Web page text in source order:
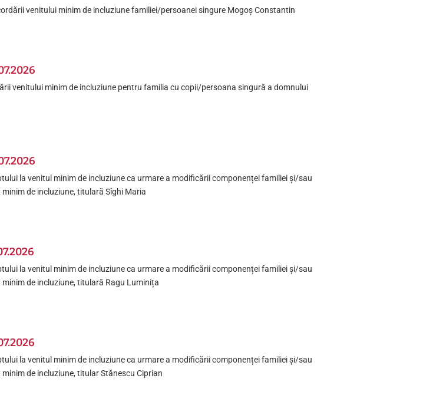
venitului minim de incluziune familiei/persoanei singure Mogoș Constantin
venitului minim de incluziune pentru familia cu copii/persoana singură a domnului
la venitul minim de incluziune ca urmare a modificării componenței familiei și/sau
de incluziune, titulară Sîghi Maria
la venitul minim de incluziune ca urmare a modificării componenței familiei și/sau
de incluziune, titulară Ragu Luminița
la venitul minim de incluziune ca urmare a modificării componenței familiei și/sau
de incluziune, titular Stănescu Ciprian